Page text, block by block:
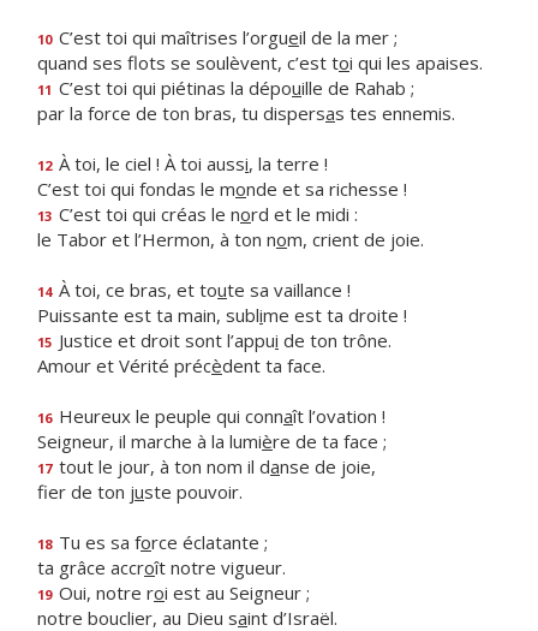
10 C’est toi qui maîtrises l’orgueil de la mer ;
quand ses flots se soulèvent, c’est toi qui les apaises.
11 C’est toi qui piétinas la dépouille de Rahab ;
par la force de ton bras, tu dispersas tes ennemis.
12 À toi, le ciel ! À toi aussi, la terre !
C’est toi qui fondas le monde et sa richesse !
13 C’est toi qui créas le nord et le midi :
le Tabor et l’Hermon, à ton nom, crient de joie.
14 À toi, ce bras, et toute sa vaillance !
Puissante est ta main, sublime est ta droite !
15 Justice et droit sont l’appui de ton trône.
Amour et Vérité précèdent ta face.
16 Heureux le peuple qui connaît l’ovation !
Seigneur, il marche à la lumière de ta face ;
17 tout le jour, à ton nom il danse de joie,
fier de ton juste pouvoir.
18 Tu es sa force éclatante ;
ta grâce accroît notre vigueur.
19 Oui, notre roi est au Seigneur ;
notre bouclier, au Dieu saint d’Israël.